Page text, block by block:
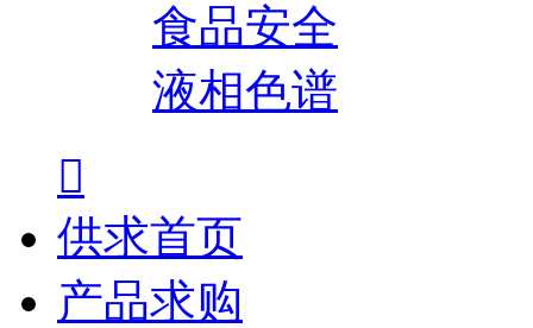
食品安全
液相色谱

供求首页
产品求购